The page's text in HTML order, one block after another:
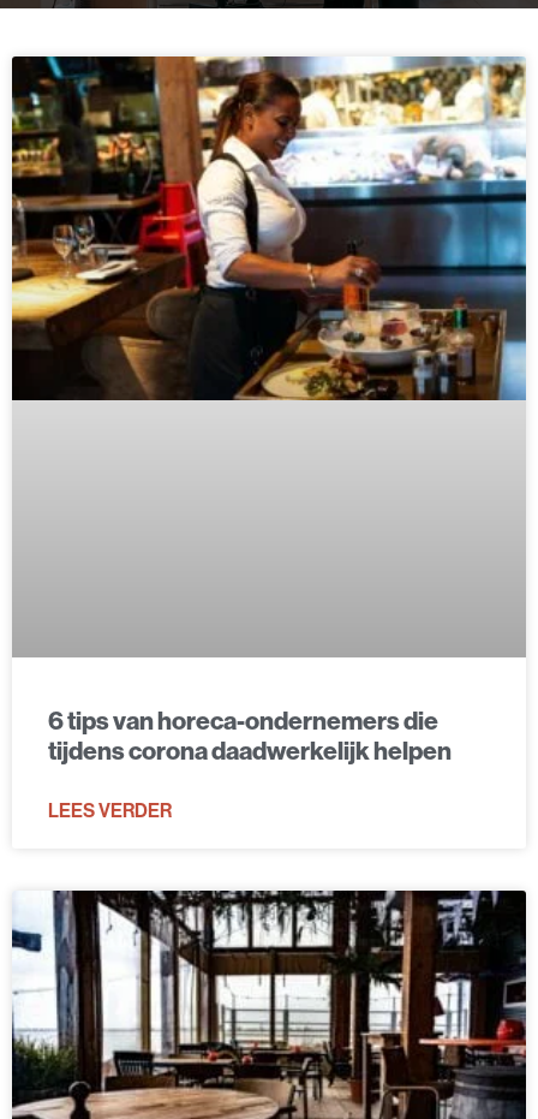
6 tips van horeca-ondernemers die
tijdens corona daadwerkelijk helpen
LEES VERDER